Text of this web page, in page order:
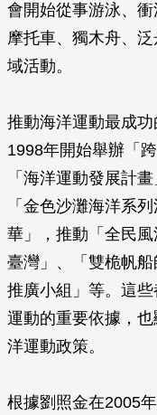
會開始從事游泳、
摩托車、獨木舟、
域活動。
推動海洋運動最成
1998年開始舉辦「
「海洋運動發展計
「金色沙灘海洋系
華」，推動「全民
臺灣」、「雙桅帆
推廣小組」等。這
運動的重要依據，
洋運動政策。
根據劉照金在2005